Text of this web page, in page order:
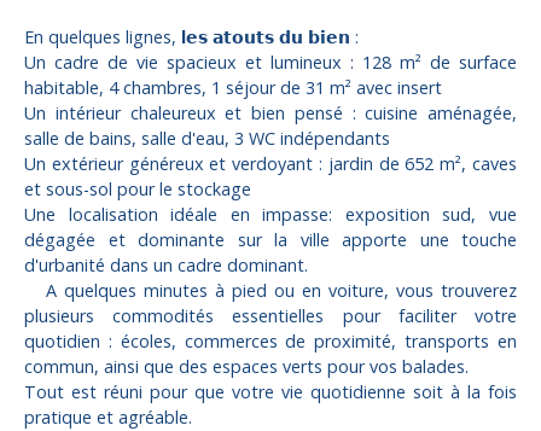
En quelques lignes, l𝗲𝘀 𝗮𝘁𝗼𝘂𝘁𝘀 𝗱𝘂 𝗯𝗶𝗲𝗻 :
Un cadre de vie spacieux et lumineux : 128 m² de surface
habitable, 4 chambres, 1 séjour de 31 m² avec insert
Un intérieur chaleureux et bien pensé : cuisine aménagée,
salle de bains, salle d'eau, 3 WC indépendants
Un extérieur généreux et verdoyant : jardin de 652 m², caves
et sous-sol pour le stockage
Une localisation idéale en impasse: exposition sud, vue
dégagée et dominante sur la ville apporte une touche
d'urbanité dans un cadre dominant.
A quelques minutes à pied ou en voiture, vous trouverez
plusieurs commodités essentielles pour faciliter votre
quotidien : écoles, commerces de proximité, transports en
commun, ainsi que des espaces verts pour vos balades.
Tout est réuni pour que votre vie quotidienne soit à la fois
pratique et agréable.